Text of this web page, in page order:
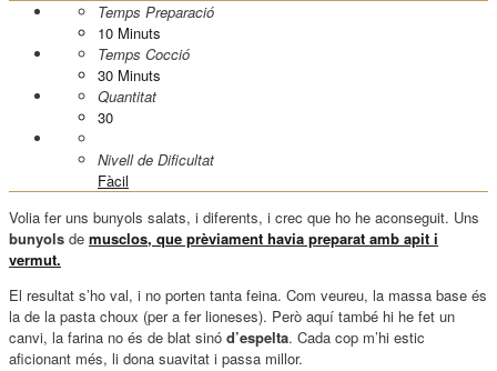
Temps Preparació
10 Minuts
Temps Cocció
30 Minuts
Quantitat
30
Nivell de Dificultat
Fàcil
Volia fer uns bunyols salats, i diferents, i crec que ho he aconseguit. Uns
bunyols de musclos, que prèviament havia preparat amb apit i
vermut.
El resultat s’ho val, i no porten tanta feina. Com veureu, la massa base és
la de la pasta choux (per a fer lioneses). Però aquí també hi he fet un
canvi, la farina no és de blat sinó d’espelta. Cada cop m’hi estic
aficionant més, li dona suavitat i passa millor.